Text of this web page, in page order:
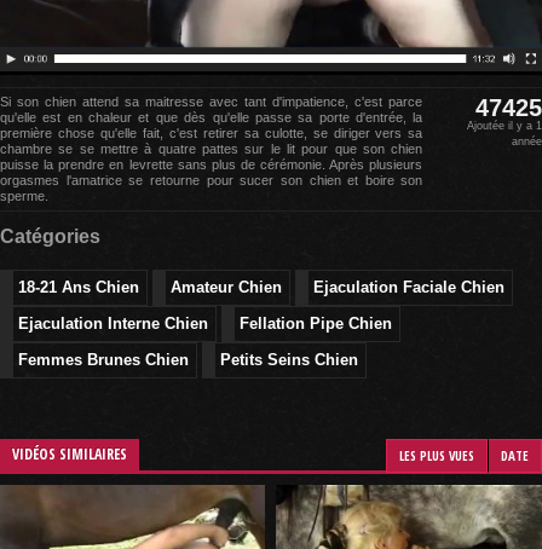
Si son chien attend sa maitresse avec tant d'impatience, c'est parce
qu'elle est en chaleur et que dès qu'elle passe sa porte d'entrée, la
première chose qu'elle fait, c'est retirer sa culotte, se diriger vers sa
chambre se se mettre à quatre pattes sur le lit pour que son chien
puisse la prendre en levrette sans plus de cérémonie. Après plusieurs
orgasmes l'amatrice se retourne pour sucer son chien et boire son
sperme.
47425
Ajoutée il y a 1
année
Catégories
18-21 Ans Chien Amateur Chien
Ejaculation Faciale Chien
Ejaculation Interne Chien
Fellation Pipe Chien
Femmes Brunes Chien
Petits Seins Chien
VIDÉOS SIMILAIRES LES PLUS VUES DATE